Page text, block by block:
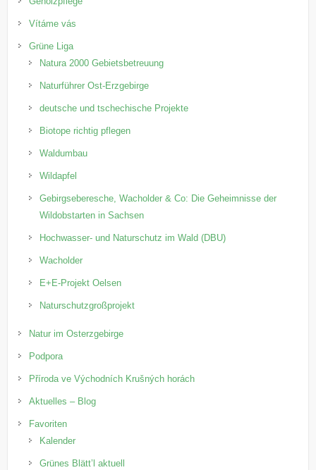
Vítáme vás
Grüne Liga
Natura 2000 Gebietsbetreuung
Naturführer Ost-Erzgebirge
deutsche und tschechische Projekte
Biotope richtig pflegen
Waldumbau
Wildapfel
Gebirgseberesche, Wacholder & Co: Die Geheimnisse der
Wildobstarten in Sachsen
Hochwasser- und Naturschutz im Wald (DBU)
Wacholder
E+E-Projekt Oelsen
Naturschutzgroßprojekt
Natur im Osterzgebirge
Podpora
Příroda ve Východních Krušných horách
Aktuelles – Blog
Favoriten
Kalender
Grünes Blätt’l aktuell